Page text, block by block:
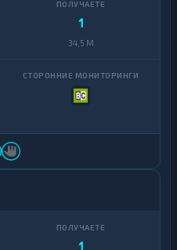
1
34,5 M
1